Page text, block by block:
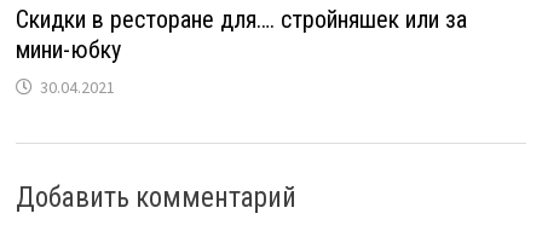
Скидки в ресторане для…. стройняшек или за
мини-юбку
30.04.2021
Добавить комментарий